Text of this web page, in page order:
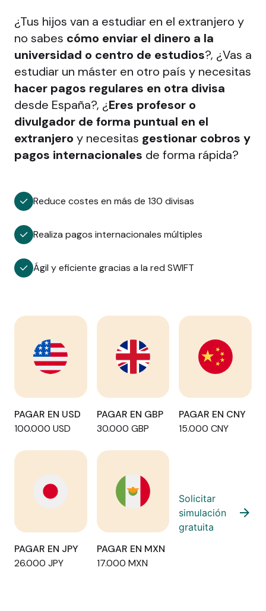
¿Tus hijos van a estudiar en el extranjero y
no sabes cómo enviar el dinero a la
universidad o centro de estudios?, ¿Vas a
estudiar un máster en otro país y necesitas
hacer pagos regulares en otra divisa
desde España?, ¿Eres profesor o
divulgador de forma puntual en el
extranjero y necesitas gestionar cobros y
pagos internacionales de forma rápida?
Reduce costes en más de 130 divisas
Realiza pagos internacionales múltiples
Ágil y eficiente gracias a la red SWIFT
PAGAR EN USD
100.000 USD
PAGAR EN GBP
30.000 GBP
PAGAR EN CNY
15.000 CNY
PAGAR EN JPY
26.000 JPY
PAGAR EN MXN
17.000 MXN
Solicitar
simulación
gratuita